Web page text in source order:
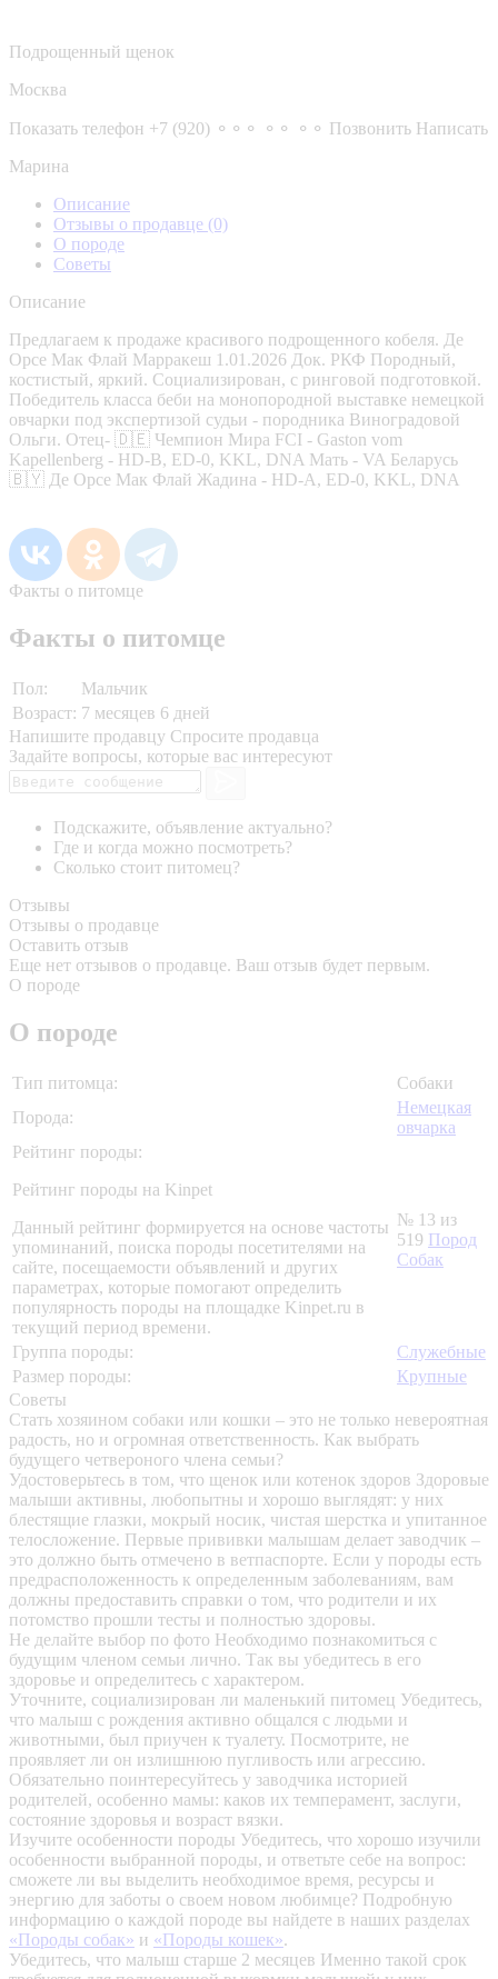
Подрощенный щенок
Москва
Показать телефон +7 (920) ⚬⚬⚬ ⚬⚬ ⚬⚬ Позвонить Написать
Марина
Описание
Отзывы о продавце (0)
О породе
Советы
Описание
Предлагаем к продаже красивого подрощенного кобеля. Де
Орсе Мак Флай Марракеш 1.01.2026 Док. РКФ Породный,
костистый, яркий. Социализирован, с ринговой подготовкой.
Победитель класса беби на монопородной выставке немецкой
овчарки под экспертизой судьи - породника Виноградовой
Ольги. Отец- 🇩🇪 Чемпион Мира FCI - Gaston vom
Kapellenberg - HD-B, ED-0, KKL, DNA Мать - VA Беларусь
🇧🇾 Де Орсе Мак Флай Жадина - HD-A, ED-0, KKL, DNA
Факты о питомце
Факты о питомце
Пол:
Мальчик
Возраст: 7 месяцев 6 дней
Напишите продавцу Спросите продавца
Задайте вопросы, которые вас интересуют
Подскажите, объявление актуально?
Где и когда можно посмотреть?
Сколько стоит питомец?
Отзывы
Отзывы о продавце
Оставить отзыв
Еще нет отзывов о продавце. Ваш отзыв будет первым.
О породе
О породе
Тип питомца:
Собаки
Порода:
Немецкая
овчарка
Рейтинг породы:
Рейтинг породы на Kinpet
Данный рейтинг формируется на основе частоты
упоминаний, поиска породы посетителями на
сайте, посещаемости объявлений и других
параметрах, которые помогают определить
популярность породы на площадке Kinpet.ru в
текущий период времени.
№ 13 из
519 Пород
Собак
Группа породы:
Служебные
Размер породы:
Крупные
Советы
Стать хозяином собаки или кошки – это не только невероятная
радость, но и огромная ответственность. Как выбрать
будущего четвероного члена семьи?
Удостоверьтесь в том, что щенок или котенок здоров Здоровые
малыши активны, любопытны и хорошо выглядят: у них
блестящие глазки, мокрый носик, чистая шерстка и упитанное
телосложение. Первые прививки малышам делает заводчик –
это должно быть отмечено в ветпаспорте. Если у породы есть
предрасположенность к определенным заболеваниям, вам
должны предоставить справки о том, что родители и их
потомство прошли тесты и полностью здоровы.
Не делайте выбор по фото Необходимо познакомиться с
будущим членом семьи лично. Так вы убедитесь в его
здоровье и определитесь с характером.
Уточните, социализирован ли маленький питомец Убедитесь,
что малыш с рождения активно общался с людьми и
животными, был приучен к туалету. Посмотрите, не
проявляет ли он излишнюю пугливость или агрессию.
Обязательно поинтересуйтесь у заводчика историей
родителей, особенно мамы: каков их темперамент, заслуги,
состояние здоровья и возраст вязки.
Изучите особенности породы Убедитесь, что хорошо изучили
особенности выбранной породы, и ответьте себе на вопрос:
сможете ли вы выделить необходимое время, ресурсы и
энергию для заботы о своем новом любимце? Подробную
информацию о каждой породе вы найдете в наших разделах
«Породы собак» и «Породы кошек».
Убедитесь, что малыш старше 2 месяцев Именно такой срок